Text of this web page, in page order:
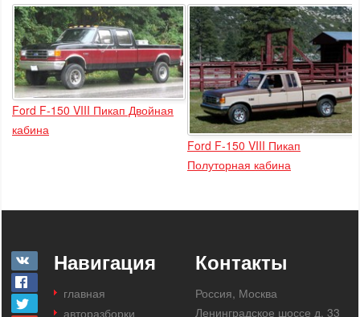
Ford F-150 VIII Пикап Двойная
кабина
Ford F-150 VIII Пикап
Полуторная кабина
Навигация
главная
авторазборки
Контакты
Россия, Москва
Ленинградское шоссе д. 33